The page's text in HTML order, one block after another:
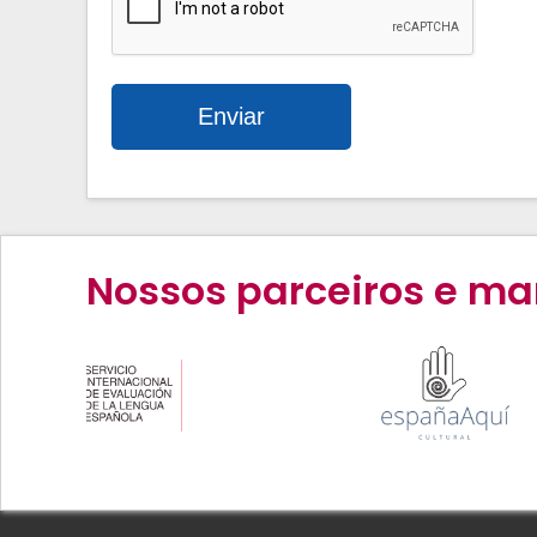
Nossos parceiros e